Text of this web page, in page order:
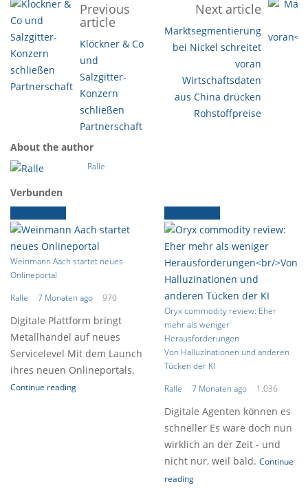
Previous
article
Klöckner & Co
und
Salzgitter-
Konzern
schließen
Partnerschaft
Next article
Marktsegmentierung
bei Nickel schreitet
voran
Wirtschaftsdaten
aus China drücken
Rohstoffpreise
About the author
Ralle
Verbunden
Weinmann Aach startet neues
Onlineportal
Ralle
7 Monaten ago 970
Digitale Plattform bringt
Metallhandel auf neues
Servicelevel Mit dem Launch
ihres neuen Onlineportals.
Continue reading
Oryx commodity review: Eher
mehr als weniger
Herausforderungen
Von Halluzinationen und anderen
Tücken der KI
Ralle
7 Monaten ago 1.036
Digitale Agenten können es
schneller Es wäre doch nun
wirklich an der Zeit - und
nicht nur, weil bald. Continue
reading